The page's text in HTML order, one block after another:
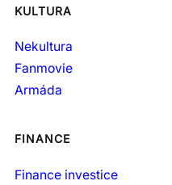
KULTURA
Nekultura
Fanmovie
Armáda
FINANCE
Finance investice